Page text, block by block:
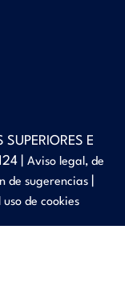
E
| Aviso legal, de
de sugerencias
de cookies